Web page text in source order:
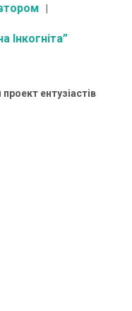
Інкогніта”
ентузіастів